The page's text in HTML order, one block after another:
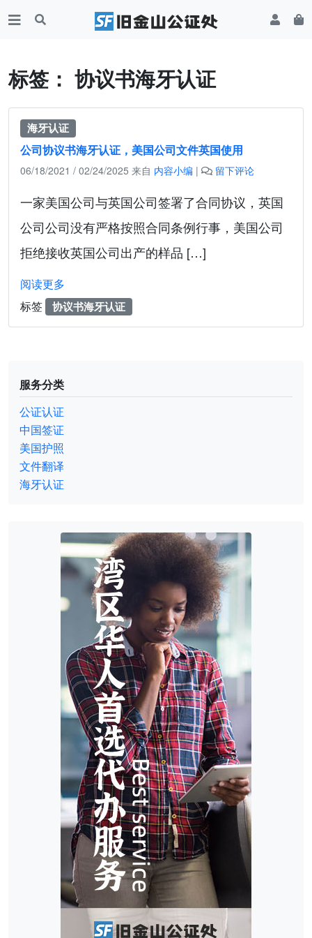
标签： 协议书海牙认证
海牙认证
公司协议书海牙认证，美国公司文件英国使用
06/18/2021 / 02/24/2025 来自 内容小编 | 留下评论
一家美国公司与英国公司签署了合同协议，英国
公司公司没有严格按照合同条例行事，美国公司
拒绝接收英国公司出产的样品 […]
阅读更多
标签
协议书海牙认证
服务分类
公证认证
中国签证
美国护照
文件翻译
海牙认证